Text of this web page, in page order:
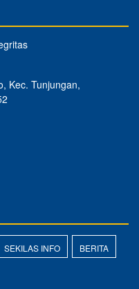
Kec. Tunjungan,
SEKILAS INFO BERITA